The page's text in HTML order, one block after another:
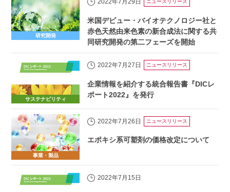
研究開発
2022年7月29日 ニュースリリース
米国デビュー・バイオテクノロジー社と
赤色天然由来色素の新合成法に関する共
同研究開発の第二フェーズを開始
サステナビリティ
2022年7月27日 ニュースリリース
企業情報を紹介する統合報告書『DICレ
ポート2022』を発行
事業・製品
2022年7月26日 ニュースリリース
エポキシ系可塑剤の価格改定について
2022年7月15日